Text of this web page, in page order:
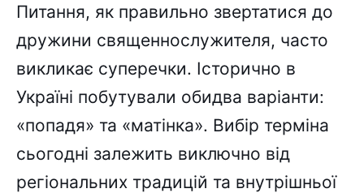
Питання, як правильно звертатися до
дружини священнослужителя, часто
викликає суперечки. Історично в
Україні побутували обидва варіанти:
«попадя» та «матінка». Вибір терміна
сьогодні залежить виключно від
регіональних традицій та внутрішньої